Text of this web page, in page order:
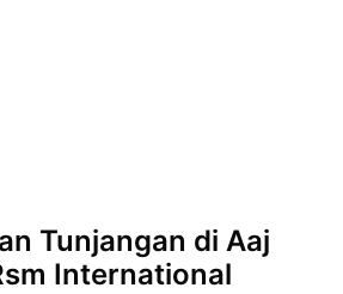
Tunjangan di Aaj
International